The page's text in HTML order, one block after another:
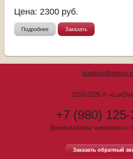
Цена: 2300 руб.
Подробнее Заказать
2010-2026 ©
+7 (980)
Время работы: ежедневно с
Заказать обратный